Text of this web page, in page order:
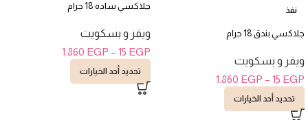
نفذ
جلاكسي بندق 18 جرام
ويفر و بسكويت
15 EGP
–
1.860 EGP
تحديد أحد الخيارات
جلاكسي ساده 18 جرام
ويفر و بسكويت
15 EGP
–
1.860 EGP
تحديد أحد الخيارات